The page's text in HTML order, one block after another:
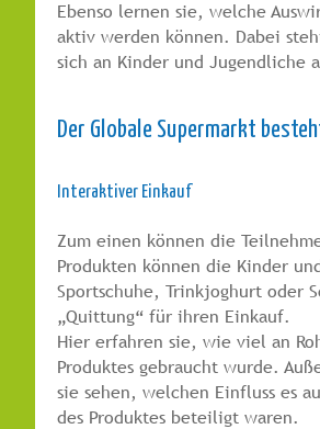
Ebenso lernen sie, welche
aktiv werden können. Dabei
sich an Kinder und Jugendliche
Der Globale Supermarkt
Interaktiver Einkauf
Zum einen können die
Produkten können die Kinder
Sportschuhe, Trinkjoghurt oder
„Quittung“ für ihren Einkauf.
Hier erfahren sie, wie viel an
Produktes gebraucht wurde.
sie sehen, welchen Einfluss es
des Produktes beteiligt waren.